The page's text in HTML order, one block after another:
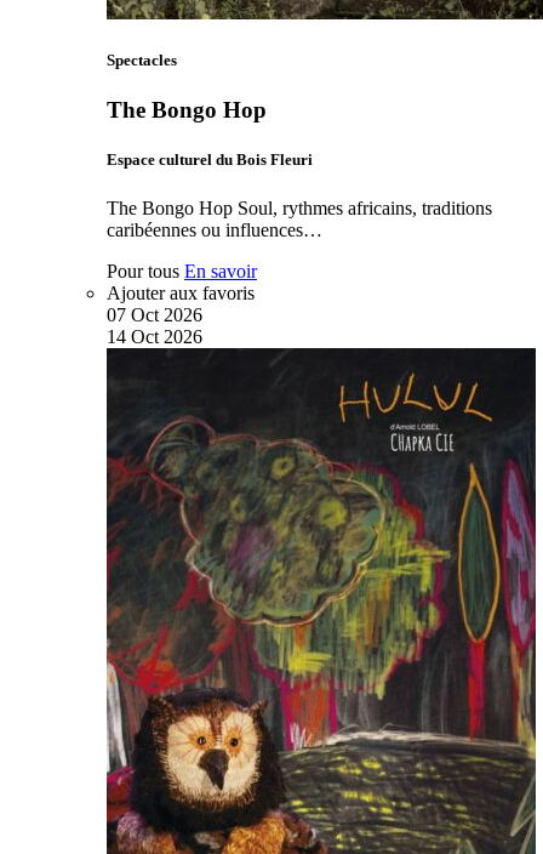
Spectacles
The Bongo Hop
Espace culturel du Bois Fleuri
The Bongo Hop Soul, rythmes africains, traditions
caribéennes ou influences…
Pour tous En savoir
Ajouter aux favoris
07 Oct 2026
14 Oct 2026